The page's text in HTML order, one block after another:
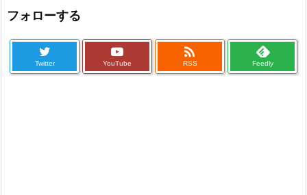
フォローする
Twitter YouTube

RSS Feedly